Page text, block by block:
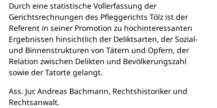
Durch eine statistische Vollerfassung der
Gerichtsrechnungen des Pfleggerichts Tölz ist der
Referent in seiner Promotion zu hochinteressanten
Ergebnissen hinsichtlich der Deliktsarten, der Sozial-
und Binnenstrukturen von Tätern und Opfern, der
Relation zwischen Delikten und Bevölkerungszahl
sowie der Tatorte gelangt.
Ass. Jur. Andreas Bachmann, Rechtshistoriker und
Rechtsanwalt.